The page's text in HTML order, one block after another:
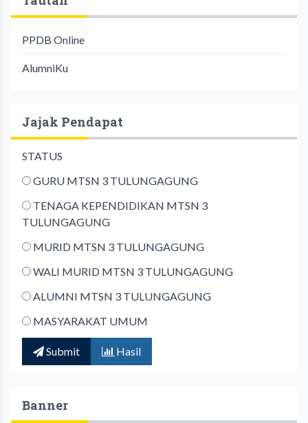
PPDB Online
AlumniKu
Jajak Pendapat
STATUS
GURU MTSN 3 TULUNGAGUNG
TENAGA KEPENDIDIKAN MTSN 3
TULUNGAGUNG
MURID MTSN 3 TULUNGAGUNG
WALI MURID MTSN 3 TULUNGAGUNG
ALUMNI MTSN 3 TULUNGAGUNG
MASYARAKAT UMUM
Submit Hasil
Banner